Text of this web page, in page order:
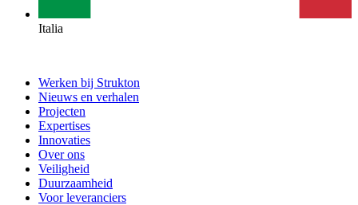
Italia
Werken bij Strukton
Nieuws en verhalen
Projecten
Expertises
Innovaties
Over ons
Veiligheid
Duurzaamheid
Voor leveranciers